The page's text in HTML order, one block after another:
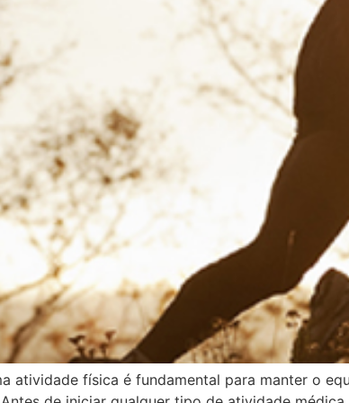
atividade física é fundamental para manter o